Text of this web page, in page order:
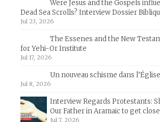
Were Jesus and the Gospels
Dead Sea Scrolls? Interview Dossier
Jul 23, 2026
The Essenes and the New
for Yehi-Or Institute
Jul 17, 2026
Un nouveau schisme dans
Jul 8, 2026
Interview Regards Protestants:
Our Father in Aramaic to get
Jul 7, 2026